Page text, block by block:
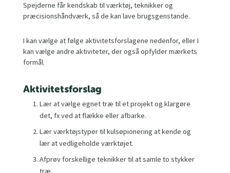
Spejderne får kendskab til værktøj, teknikker og
præcisionshåndværk, så de kan lave brugsgenstande.
I kan vælge at følge aktivitetsforslagene nedenfor, eller I
kan vælge andre aktiviteter, der også opfylder mærkets
formål.
Aktivitetsforslag
Lær at vælge egnet træ til et projekt og klargøre
det, fx ved at flække eller afbarke.
Lær værktøjstyper til kulsøpionering at kende og
lær at vedligeholde værktøjet.
Afprøv forskellige teknikker til at samle to stykker
træ.